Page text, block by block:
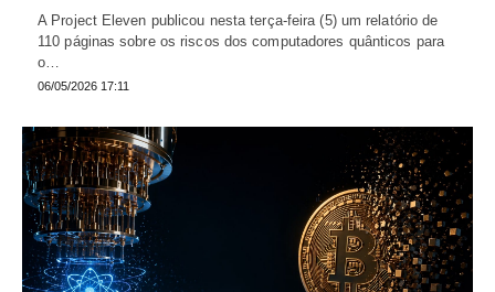
A Project Eleven publicou nesta terça-feira (5) um relatório de
110 páginas sobre os riscos dos computadores quânticos para
o…
06/05/2026 17:11